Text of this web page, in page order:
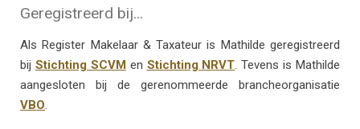
Geregistreerd bij...
Als Register Makelaar & Taxateur is Mathilde geregistreerd
bij Stichting SCVMen Stichting NRVT. Tevens is Mathilde
aangesloten bij de gerenommeerde brancheorganisatie
VBO.